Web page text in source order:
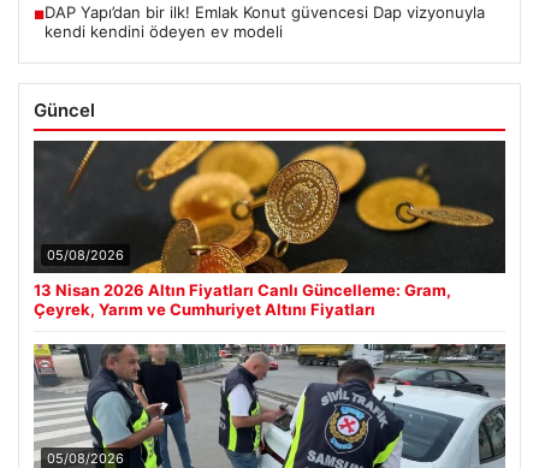
■DAP Yapı’dan bir ilk! Emlak Konut güvencesi Dap vizyonuyla
kendi kendini ödeyen ev modeli
Güncel
05/08/2026
13 Nisan 2026 Altın Fiyatları Canlı Güncelleme: Gram,
Çeyrek, Yarım ve Cumhuriyet Altını Fiyatları
05/08/2026